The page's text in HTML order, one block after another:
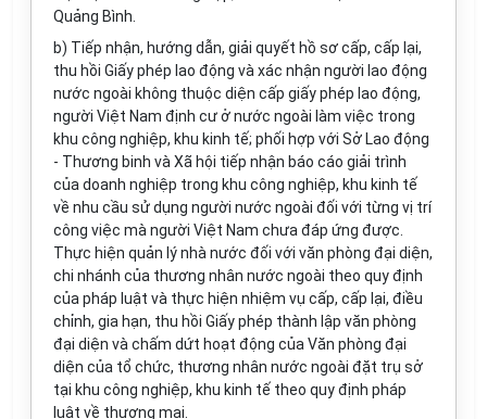
Quảng Bình.
b) Tiếp nhận, hướng dẫn, giải quyết hồ sơ cấp, cấp lại,
thu hồi Giấy phép lao động và xác nhận người lao động
nước ngoài không thuộc diện cấp giấy phép lao động,
người Việt Nam định cư ở nước ngoài làm việc trong
khu công nghiệp, khu kinh tế; phối hợp với Sở Lao động
- Thương binh và Xã hội tiếp nhận báo cáo giải trình
của doanh nghiệp trong khu công nghiệp, khu kinh tế
về nhu cầu sử dụng người nước ngoài đối với từng vị trí
công việc mà người Việt Nam chưa đáp ứng được.
Thực hiện quản lý nhà nước đối với văn phòng đại diện,
chi nhánh của thương nhân nước ngoài theo quy định
của pháp luật và thực hiện nhiệm vụ cấp, cấp lại, điều
chỉnh, gia hạn, thu hồi Giấy phép thành lập văn phòng
đại diện và chấm dứt hoạt động của Văn phòng đại
diện của tổ chức, thương nhân nước ngoài đặt trụ sở
tại khu công nghiệp, khu kinh tế theo quy định pháp
luật về thương mại.